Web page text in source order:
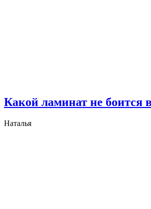
Какой ламинат не боится
Наталья